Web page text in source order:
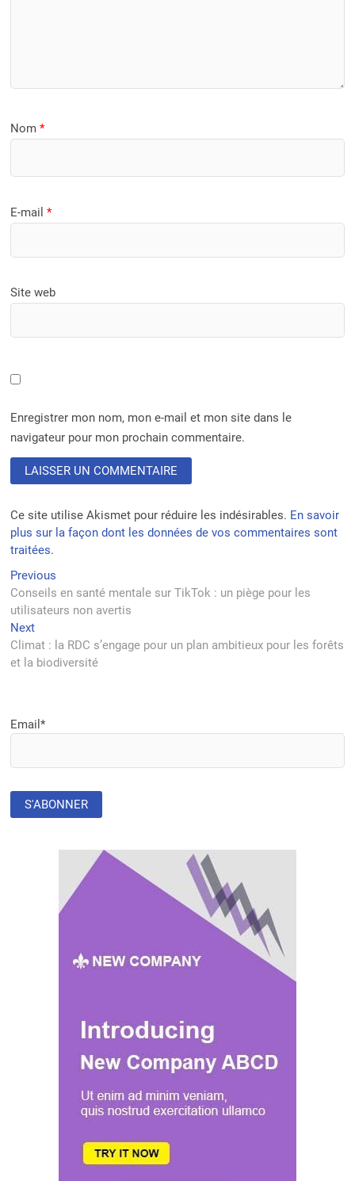
Nom*
E-mail*
Site web
Enregistrer mon nom, mon e-mail et mon site dans le
navigateur pour mon prochain commentaire.
Ce site utilise Akismet pour réduire les indésirables. En savoir
plus sur la façon dont les données de vos commentaires sont
traitées.
Navigation
de
l’article
Previous
post:
Conseils en santé mentale sur TikTok : un piège pour les
utilisateurs non avertis
NextNext
post:
Climat : la RDC s’engage pour un plan ambitieux pour les forêts
et la biodiversité
Email*